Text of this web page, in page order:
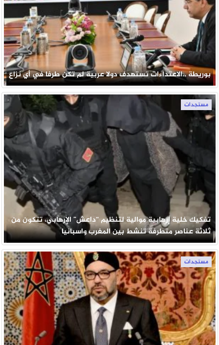
بوريطة ..الاعتداءات تستهدف دولا عربية لم تكن طرفا في أي نزاع
مستجدات
تفكيك خلية إرهابية موالية لتنظيم “داعش” الإرهابي، تتكون من
ثلاثة عناصر متطرفة تنشط بين المغرب واسبانيا
مستجدات